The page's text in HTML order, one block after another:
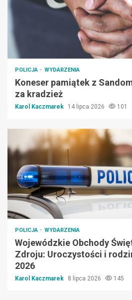
POLICJA WYDARZENIA
Koneser pamiątek z
za kradzież
Karol Kaczmarek 14 lipca 2026 101
POLICJA WYDARZENIA
Wojewódzkie Obchody
Zdroju: Uroczystości i
2026
Karol Kaczmarek 8 lipca 2026 145